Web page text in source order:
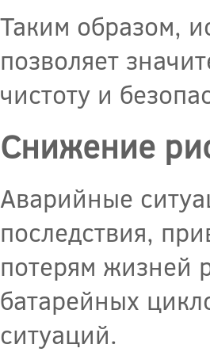
Таким образом,
позволяет
чистоту и
Снижение
Аварийные
последствия,
потерям жизней
батарейных
ситуаций.